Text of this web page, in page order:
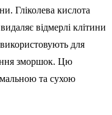
Гліколева кислота
відмерлі клітини
використовують для
зморшок. Цю
та сухою